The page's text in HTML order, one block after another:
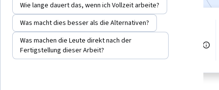
1 Modul
Verschaffen Sie sich einen
Einblick in ein Thema und lernen
Sie die Grundlagen.
Stufe Mittel
Wie lange dauert das, wenn ich Vollzeit arbeite?
Was macht dies besser als die Alternativen?
Was machen die Leute direkt nach der
Fertigstellung dieser Arbeit?